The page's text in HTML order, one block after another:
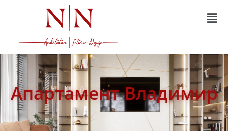
Апартамент Владимир